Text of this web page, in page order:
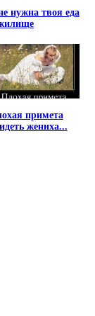
нужна твоя еда
примета
жениха...